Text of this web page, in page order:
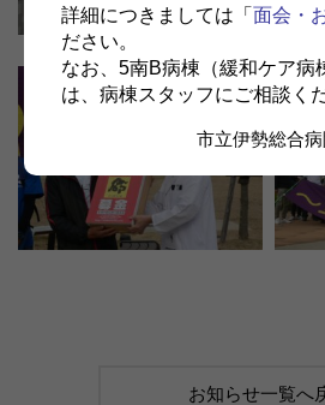
詳細につきましては「 面会・
ださい。
なお、5南B病棟（緩和ケア病
は、病棟スタッフにご相談く
市立伊勢総合病
お知らせ一覧へ